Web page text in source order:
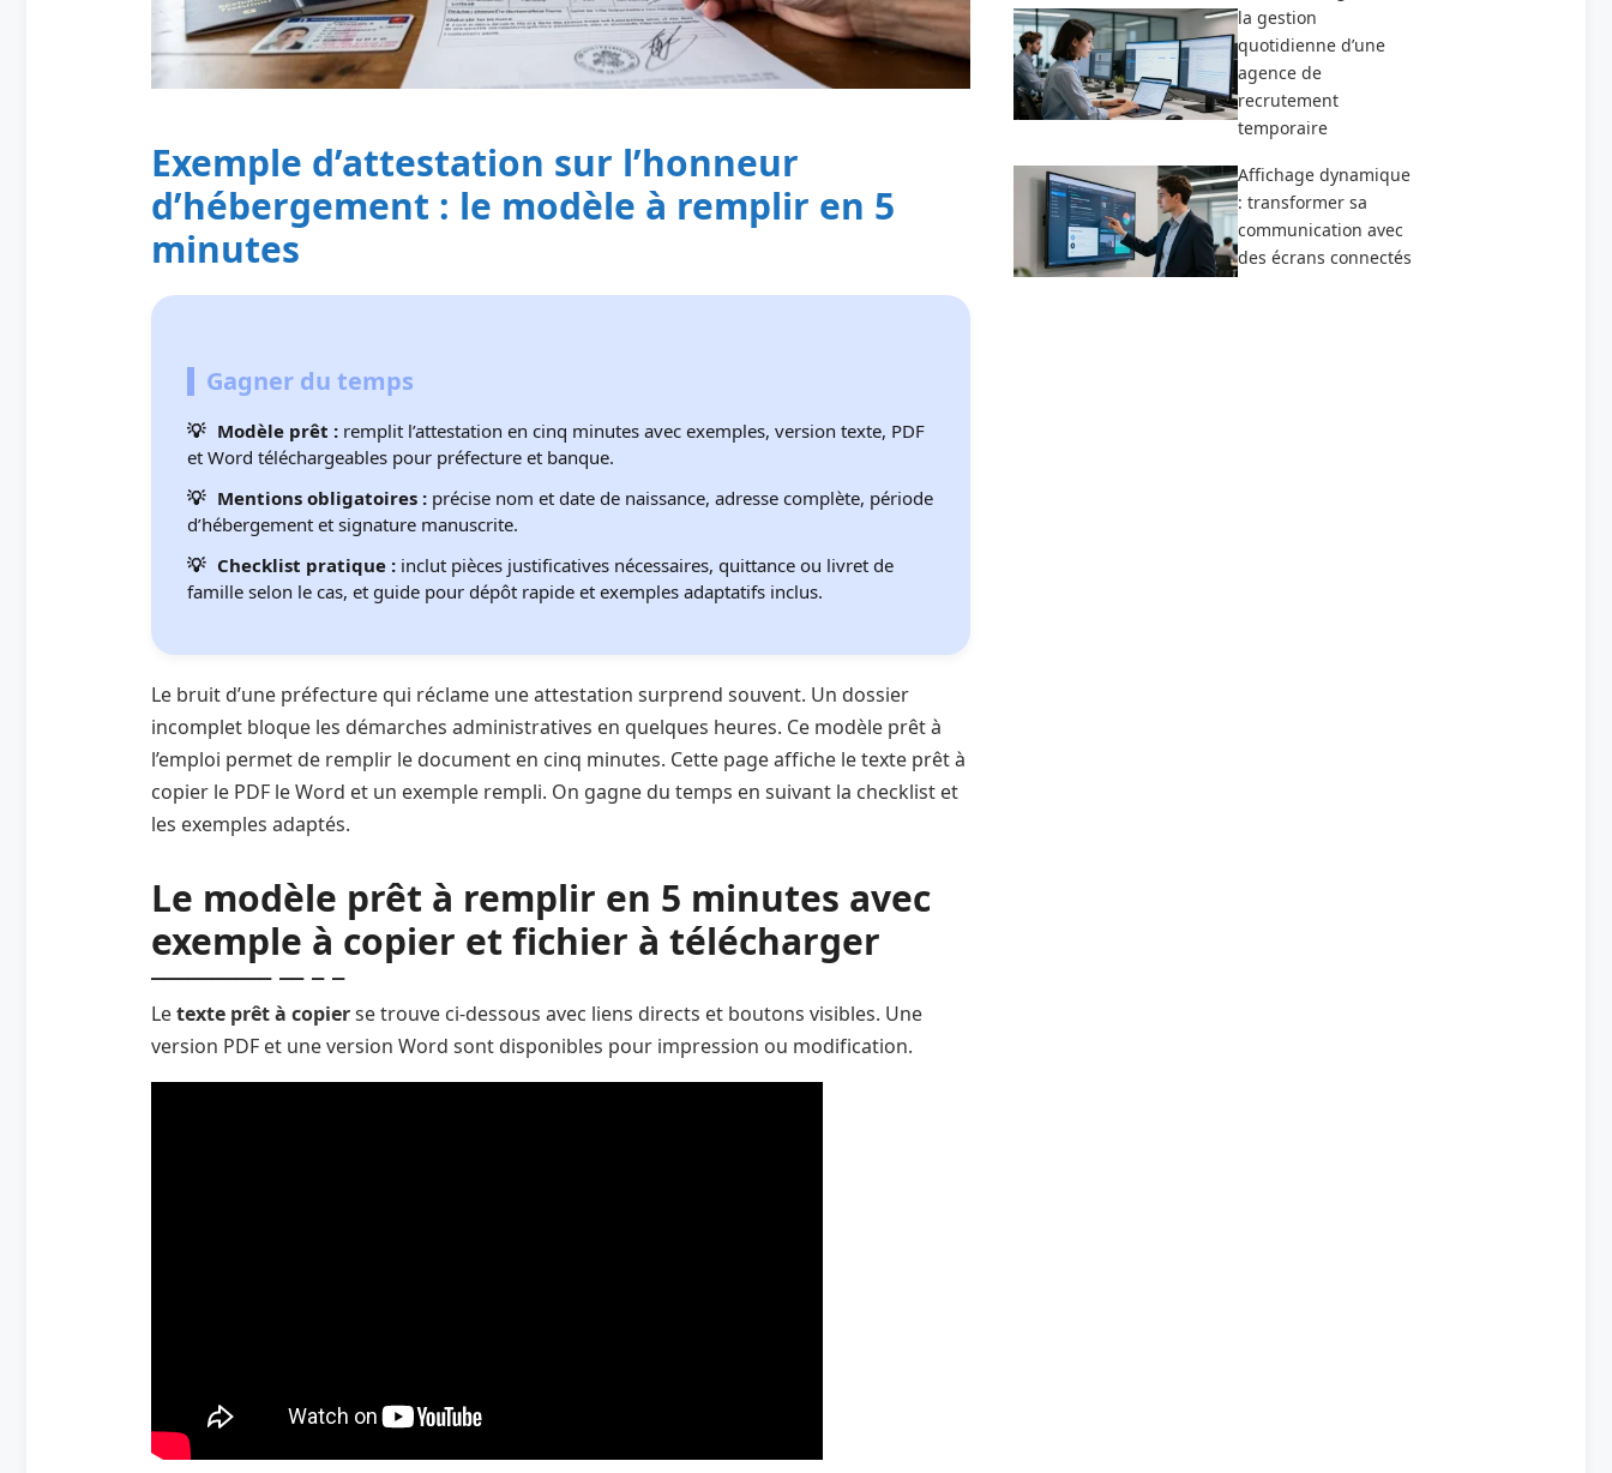
Exemple d’attestation sur l’honneur
d’hébergement : le modèle à remplir en 5
minutes
Gagner du temps
Modèle prêt : remplit l’attestation en cinq minutes avec exemples, version texte, PDF
et Word téléchargeables pour préfecture et banque.
Mentions obligatoires : précise nom et date de naissance, adresse complète, période
d’hébergement et signature manuscrite.
Checklist pratique : inclut pièces justificatives nécessaires, quittance ou livret de
famille selon le cas, et guide pour dépôt rapide et exemples adaptatifs inclus.
Le bruit d’une préfecture qui réclame une attestation surprend souvent. Un dossier
incomplet bloque les démarches administratives en quelques heures. Ce modèle prêt à
l’emploi permet de remplir le document en cinq minutes. Cette page affiche le texte prêt à
copier le PDF le Word et un exemple rempli. On gagne du temps en suivant la checklist et
les exemples adaptés.
Le modèle prêt à remplir en 5 minutes avec
exemple à copier et fichier à télécharger
Letexte prêt à copierse trouve ci-dessous avec liens directs et boutons visibles. Une
version PDF et une version Word sont disponibles pour impression ou modification.
la gestion
quotidienne d’une
agence de
recrutement
temporaire
Affichage dynamique
: transformer sa
communication avec
des écrans connectés